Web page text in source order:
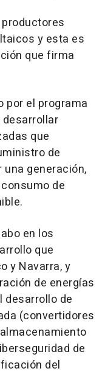
y esta es
que firma
por el programa
desarrollar
que
de
generación,
de
en los
que
y Navarra, y
de energías
desarrollo de
(convertidores
de
del